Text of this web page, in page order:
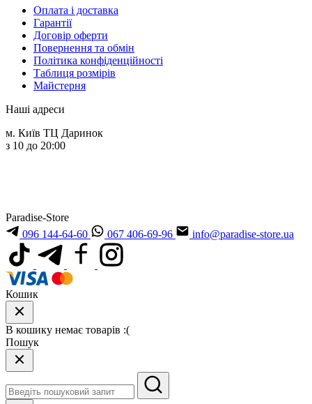
Оплата і доставка
Гарантії
Договір оферти
Повернення та обмін
Політика конфіденційності
Таблиця розмірів
Майстерня
Наші адреси
м. Київ ТЦ Даринок
з 10 до 20:00
Paradise-Store
096 144-64-60
067 406-69-96 info@paradise-store.ua
Кошик
В кошику немає товарів :(
Пошук